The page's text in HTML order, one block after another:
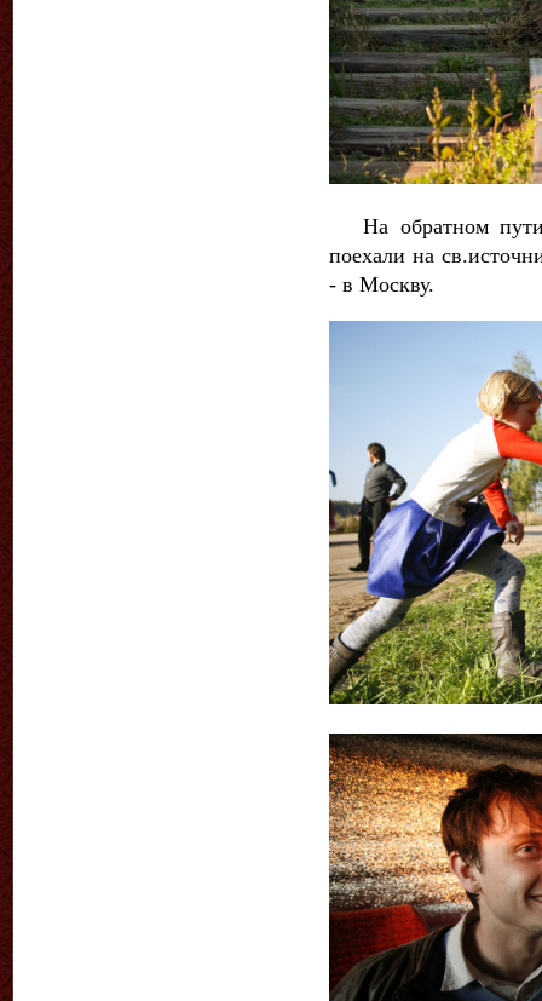
На обратном пути
поехали на
- в Москву.